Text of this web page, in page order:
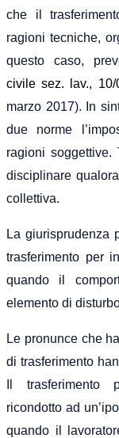
che il
ragioni tecniche,
questo caso,
civile sez. lav., 10/
marzo 2017). In
due norme
ragioni soggettive.
disciplinare
collettiva.
La giurisprudenza
trasferimento per
quando il
elemento di
Le pronunce che
di trasferimento
Il trasferimento
ricondotto ad
quando il